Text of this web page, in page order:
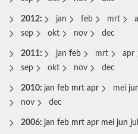
2012: jan feb mrt
sep
okt nov dec
2011: jan feb mrt apr
sep
okt nov dec
2010: jan feb mrt apr mei
nov
dec
2006: jan feb mrt apr mei jun jul